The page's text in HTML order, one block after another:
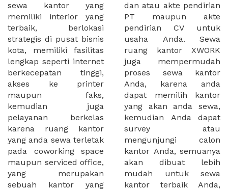
sewa kantor yang
memiliki interior yang
terbaik, berlokasi
strategis di pusat bisnis
kota, memiliki fasilitas
lengkap seperti internet
berkecepatan tinggi,
akses ke printer
maupun faks,
kemudian juga
pelayanan berkelas
karena ruang kantor
yang anda sewa terletak
pada coworking space
maupun serviced office,
yang merupakan
sebuah kantor yang
dan atau akte pendirian
PT maupun akte
pendirian CV untuk
usaha Anda. Sewa
ruang kantor XWORK
juga mempermudah
proses sewa kantor
Anda, karena anda
dapat memilih kantor
yang akan anda sewa,
kemudian Anda dapat
survey atau
mengunjungi calon
kantor Anda, semuanya
akan dibuat lebih
mudah untuk sewa
kantor terbaik Anda,